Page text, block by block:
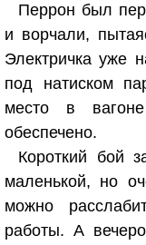
Перрон был
и ворчали,
Электричка уже
под натиском
место в
обеспечено.
Короткий бой
маленькой, но
можно
работы. А